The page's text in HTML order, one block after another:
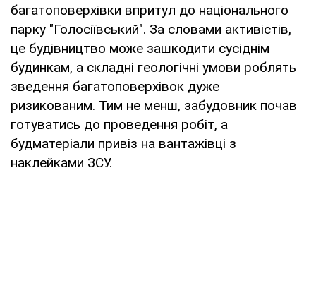
багатоповерхівки впритул до національного
парку "Голосіївський". За словами активістів,
це будівництво може зашкодити сусіднім
будинкам, а складні геологічні умови роблять
зведення багатоповерхівок дуже
ризикованим. Тим не менш, забудовник почав
готуватись до проведення робіт, а
будматеріали привіз на вантажівці з
наклейками ЗСУ.